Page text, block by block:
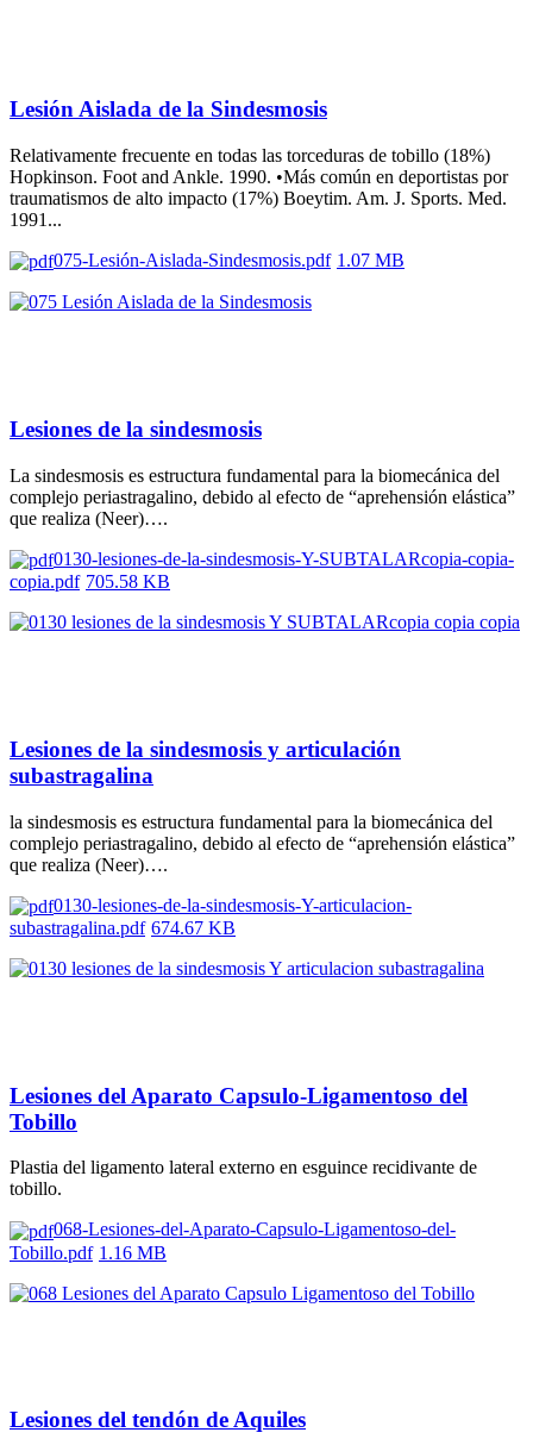
Lesión Aislada de la Sindesmosis
Relativamente frecuente en todas las torceduras de tobillo (18%)
Hopkinson. Foot and Ankle. 1990. •Más común en deportistas por
traumatismos de alto impacto (17%) Boeytim. Am. J. Sports. Med.
1991...
075-Lesión-Aislada-Sindesmosis.pdf 1.07 MB
Lesiones de la sindesmosis
La sindesmosis es estructura fundamental para la biomecánica del
complejo periastragalino, debido al efecto de “aprehensión elástica”
que realiza (Neer)….
0130-lesiones-de-la-sindesmosis-Y-SUBTALARcopia-copia-
copia.pdf 705.58 KB
Lesiones de la sindesmosis y articulación
subastragalina
la sindesmosis es estructura fundamental para la biomecánica del
complejo periastragalino, debido al efecto de “aprehensión elástica”
que realiza (Neer)….
0130-lesiones-de-la-sindesmosis-Y-articulacion-
subastragalina.pdf 674.67 KB
Lesiones del Aparato Capsulo-Ligamentoso del
Tobillo
Plastia del ligamento lateral externo en esguince recidivante de
tobillo.
068-Lesiones-del-Aparato-Capsulo-Ligamentoso-del-
Tobillo.pdf 1.16 MB
Lesiones del tendón de Aquiles